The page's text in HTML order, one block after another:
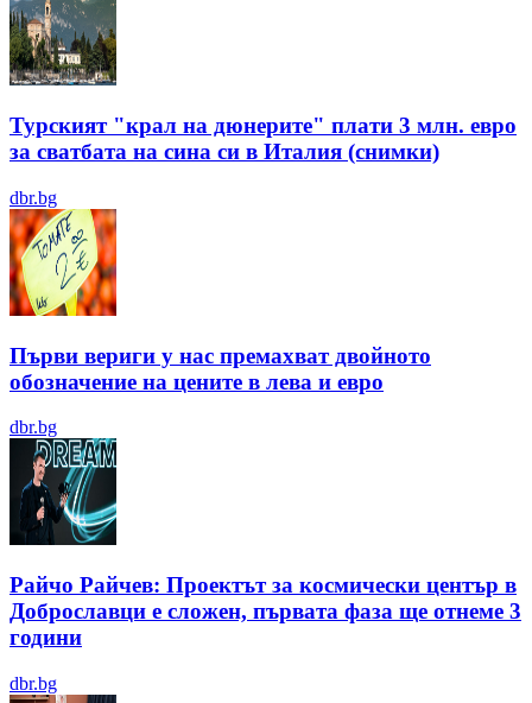
Турският "крал на дюнерите" плати 3 млн. евро
за сватбата на сина си в Италия (снимки)
dbr.bg
Първи вериги у нас премахват двойното
обозначение на цените в лева и евро
dbr.bg
Райчо Райчев: Проектът за космически център в
Доброславци е сложен, първата фаза ще отнеме 3
години
dbr.bg